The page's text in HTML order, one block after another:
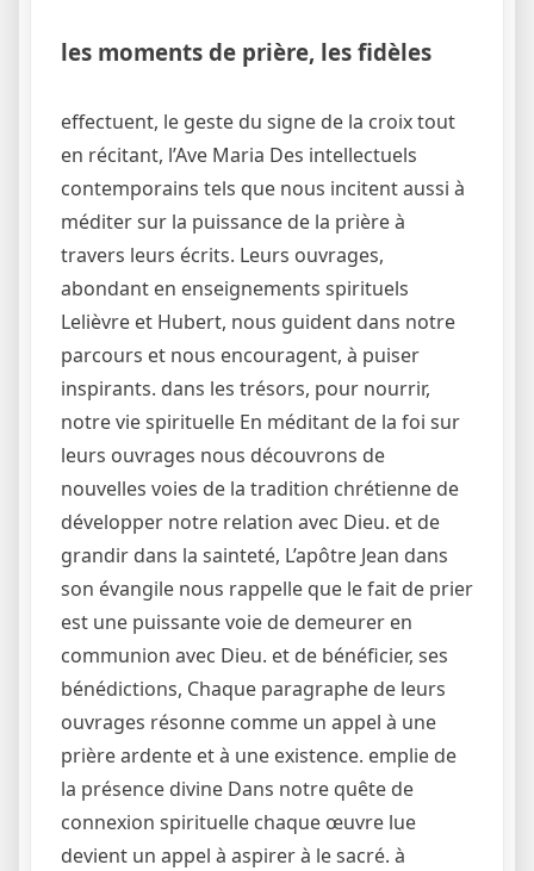
les moments de prière, les fidèles
effectuent, le geste du signe de la croix tout
en récitant, l’Ave Maria Des intellectuels
contemporains tels que nous incitent aussi à
méditer sur la puissance de la prière à
travers leurs écrits. Leurs ouvrages,
abondant en enseignements spirituels
Lelièvre et Hubert, nous guident dans notre
parcours et nous encouragent, à puiser
inspirants. dans les trésors, pour nourrir,
notre vie spirituelle En méditant de la foi sur
leurs ouvrages nous découvrons de
nouvelles voies de la tradition chrétienne de
développer notre relation avec Dieu. et de
grandir dans la sainteté, L’apôtre Jean dans
son évangile nous rappelle que le fait de prier
est une puissante voie de demeurer en
communion avec Dieu. et de bénéficier, ses
bénédictions, Chaque paragraphe de leurs
ouvrages résonne comme un appel à une
prière ardente et à une existence. emplie de
la présence divine Dans notre quête de
connexion spirituelle chaque œuvre lue
devient un appel à aspirer à le sacré. à